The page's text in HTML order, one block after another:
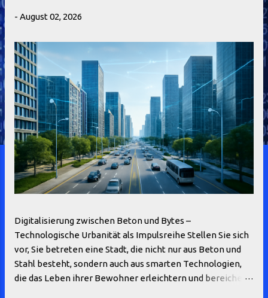
- August 02, 2026
Digitalisierung zwischen Beton und Bytes –
Technologische Urbanität als Impulsreihe Stellen Sie sich
vor, Sie betreten eine Stadt, die nicht nur aus Beton und
Stahl besteht, sondern auch aus smarten Technologien,
die das Leben ihrer Bewohner erleichtern und bereichern.